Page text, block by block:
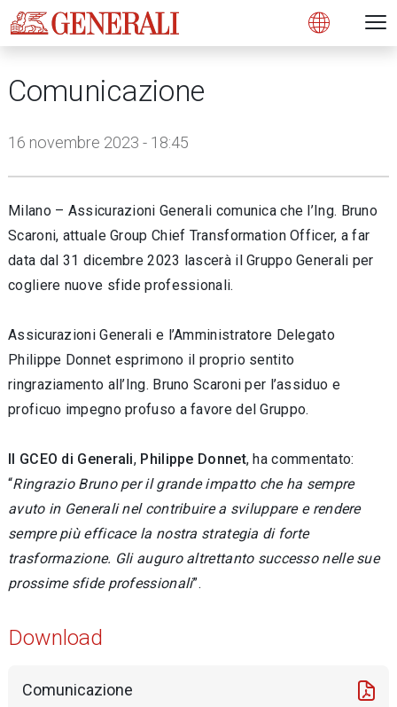
Open
Comunicazione
16 novembre 2023 - 18:45
Milano – Assicurazioni Generali comunica che l’Ing. Bruno
Scaroni, attuale Group Chief Transformation Officer, a far
data dal 31 dicembre 2023 lascerà il Gruppo Generali per
cogliere nuove sfide professionali.
Assicurazioni Generali e l’Amministratore Delegato
Philippe Donnet esprimono il proprio sentito
ringraziamento all’Ing. Bruno Scaroni per l’assiduo e
proficuo impegno profuso a favore del Gruppo.
Il GCEO di Generali, Philippe Donnet, ha commentato:
“Ringrazio Bruno per il grande impatto che ha sempre
avuto in Generali nel contribuire a sviluppare e rendere
sempre più efficace la nostra strategia di forte
trasformazione. Gli auguro altrettanto successo nelle sue
prossime sfide professionali”.
Download
Comunicazione